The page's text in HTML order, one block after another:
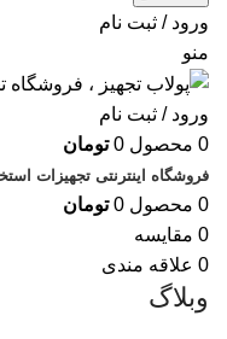
ورود / ثبت نام
منو
ورود / ثبت نام
0 محصول 0 تومان
فروشگاه اینترنتی تجهیزات
0 محصول 0 تومان
0 مقایسه
0 علاقه مندی
وبلاگ